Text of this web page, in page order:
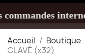
internet
Accueil Boutique
CLAVÉ (x32)